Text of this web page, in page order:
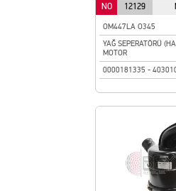
NO 12129
OM447LA O345
YAĞ SEPERATÖRÜ
MOTOR
0000181335 -